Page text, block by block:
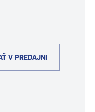
V PREDAJNI